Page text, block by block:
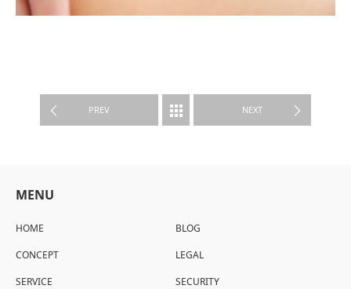
PREV
WORK NEXT
MENU
HOME
CONCEPT
SERVICE
BLOG
LEGAL
SECURITY